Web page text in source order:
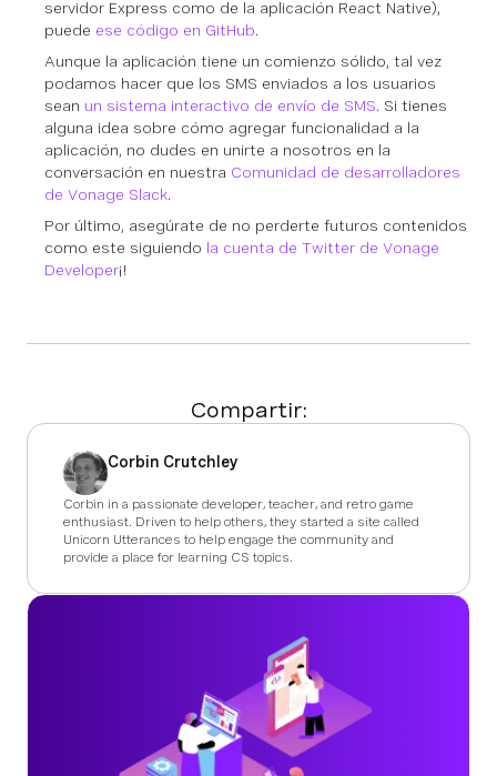
servidor Express como de la aplicación React Native),
puede ese código en GitHub.
Aunque la aplicación tiene un comienzo sólido, tal vez
podamos hacer que los SMS enviados a los usuarios
sean un sistema interactivo de envío de SMS. Si tienes
alguna idea sobre cómo agregar funcionalidad a la
aplicación, no dudes en unirte a nosotros en la
conversación en nuestra Comunidad de desarrolladores
de Vonage Slack.
Por último, asegúrate de no perderte futuros contenidos
como este siguiendo la cuenta de Twitter de Vonage
Developer¡!
Compartir:
Corbin Crutchley
Corbin in a passionate developer, teacher, and retro game
enthusiast. Driven to help others, they started a site called
Unicorn Utterances to help engage the community and
provide a place for learning CS topics.